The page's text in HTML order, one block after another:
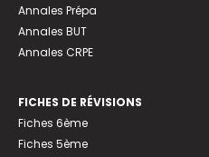
Annales Prépa
Annales BUT
Annales CRPE
FICHES DE RÉVISIONS
Fiches 6ème
Fiches 5ème